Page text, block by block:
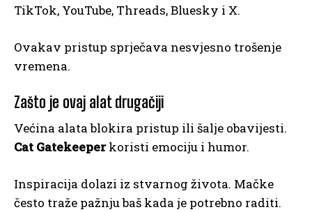
TikTok, YouTube, Threads, Bluesky i X.
Ovakav pristup sprječava nesvjesno trošenje
vremena.
Zašto je ovaj alat drugačiji
Većina alata blokira pristup ili šalje obavijesti.
Cat Gatekeeperkoristi emociju i humor.
Inspiracija dolazi iz stvarnog života. Mačke
često traže pažnju baš kada je potrebno raditi.